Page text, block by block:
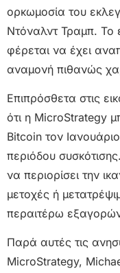
ορκωμοσία του
Ντόναλντ Τραμπ. Το
φέρεται να έχει
αναμονή πιθανώς
Επιπρόσθετα στις
ότι η MicroStrategy
Bitcoin τον
περιόδου
να περιορίσει την
μετοχές ή
περαιτέρω
Παρά αυτές τις
MicroStrategy,